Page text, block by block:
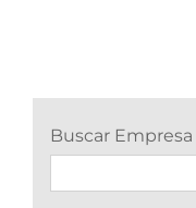
Buscar Empresa